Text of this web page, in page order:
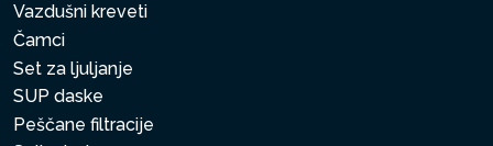
Vazdušni kreveti
Čamci
Set za ljuljanje
SUP daske
Peščane filtracije